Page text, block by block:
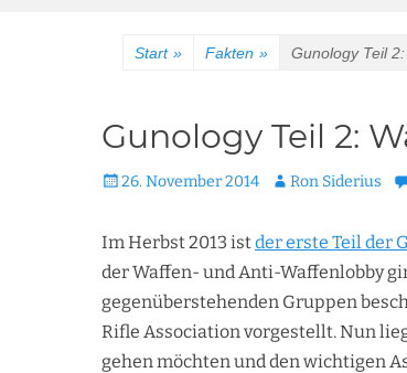
Start » Fakten » Gunology Teil
Gunology Teil 2:
Veröffentlicht
26. November 2014 Autor
Ron Siderius
Im Herbst 2013 istder erste Teil der
der Waffen- und Anti-Waffenlobby
gegenüberstehenden Gruppen
Rifle Association vorgestellt. Nun
gehen möchten und den wichtigen